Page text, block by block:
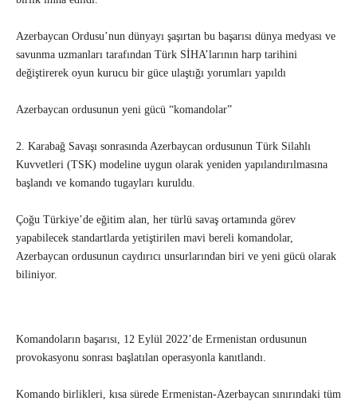
Azerbaycan Ordusu’nun dünyayı şaşırtan bu başarısı dünya medyası ve
savunma uzmanları tarafından Türk SİHA’larının harp tarihini
değiştirerek oyun kurucu bir güce ulaştığı yorumları yapıldı
Azerbaycan ordusunun yeni gücü “komandolar”
2. Karabağ Savaşı sonrasında Azerbaycan ordusunun Türk Silahlı
Kuvvetleri (TSK) modeline uygun olarak yeniden yapılandırılmasına
başlandı ve komando tugayları kuruldu.
Çoğu Türkiye’de eğitim alan, her türlü savaş ortamında görev
yapabilecek standartlarda yetiştirilen mavi bereli komandolar,
Azerbaycan ordusunun caydırıcı unsurlarından biri ve yeni gücü olarak
biliniyor.
Komandoların başarısı, 12 Eylül 2022’de Ermenistan ordusunun
provokasyonu sonrası başlatılan operasyonla kanıtlandı.
Komando birlikleri, kısa sürede Ermenistan-Azerbaycan sınırındaki tüm